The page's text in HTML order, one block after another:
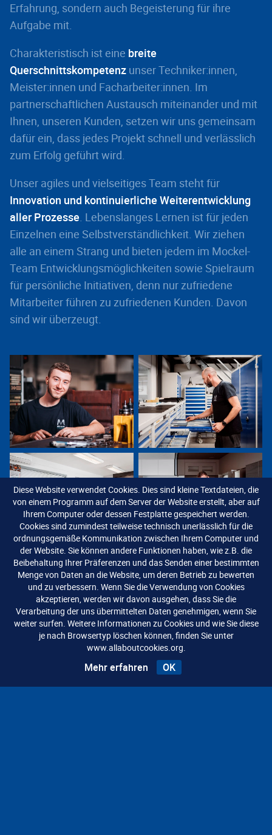
Erfahrung, sondern auch Begeisterung für ihre
Aufgabe mit.
Charakteristisch ist eine breite
Querschnittskompetenz unser Techniker:innen,
Meister:innen und Facharbeiter:innen. Im
partnerschaftlichen Austausch miteinander und mit
Ihnen, unseren Kunden, setzen wir uns gemeinsam
dafür ein, dass jedes Projekt schnell und verlässlich
zum Erfolg geführt wird.
Unser agiles und vielseitiges Team steht für
Innovation und kontinuierliche Weiterentwicklung
aller Prozesse. Lebenslanges Lernen ist für jeden
Einzelnen eine Selbstverständlichkeit. Wir ziehen
alle an einem Strang und bieten jedem im Mockel-
Team Entwicklungsmöglichkeiten sowie Spielraum
für persönliche Initiativen, denn nur zufriedene
Mitarbeiter führen zu zufriedenen Kunden. Davon
sind wir überzeugt.
Haben Sie Fragen? Unser Team hilft gerne
weiter.
Wir freuen uns auf Ihre Anfrage.
KONTAKT
Diese Website verwendet Cookies. Dies sind kleine Textdateien, die
von einem Programm auf dem Server der Website erstellt, aber auf
Ihrem Computer oder dessen Festplatte gespeichert werden.
Cookies sind zumindest teilweise technisch unerlässlich für die
ordnungsgemäße Kommunikation zwischen Ihrem Computer und
der Website. Sie können andere Funktionen haben, wie z.B. die
Beibehaltung Ihrer Präferenzen und das Senden einer bestimmten
Menge von Daten an die Website, um deren Betrieb zu bewerten
und zu verbessern. Wenn Sie die Verwendung von Cookies
akzeptieren, werden wir davon ausgehen, dass Sie die
Verarbeitung der uns übermittelten Daten genehmigen, wenn Sie
weiter surfen. Weitere Informationen zu Cookies und wie Sie diese
je nach Browsertyp löschen können, finden Sie unter
www.allaboutcookies.org.
Mehr erfahren OK